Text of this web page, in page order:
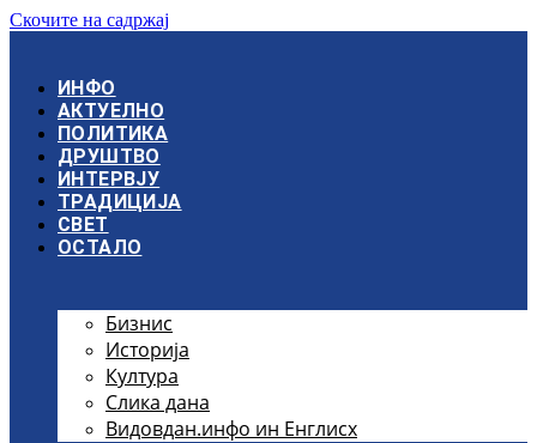
Скочите на садржај
ИНФО
АКТУЕЛНО
ПОЛИТИКА
ДРУШТВО
ИНТЕРВЈУ
ТРАДИЦИЈА
СВЕТ
ОСТАЛО
Бизнис
Историја
Култура
Слика дана
Видовдан.инфо ин Енглисх